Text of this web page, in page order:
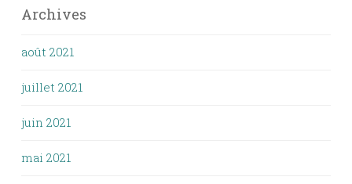
Archives
août 2021
juillet 2021
juin 2021
mai 2021